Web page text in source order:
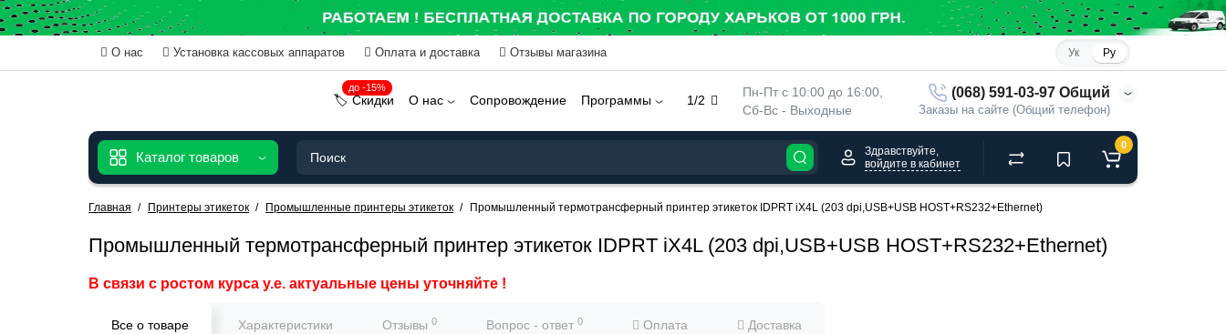
О нас Установка кассовых аппаратов Оплата и доставка Отзывы магазина Ук Ру
Пн-Пт с 10:00 до 16:00,
Сб-Вс - Выходные
(068) 591-03-97 Общий
Заказы на сайте (Общий телефон)
1/2
до -15%
🏷️ Скидки О нас Сопровождение Программы
Каталог товаров
Здравствуйте,
войдите в кабинет
0
Главная Принтеры этикеток Промышленные принтеры этикеток Промышленный термотрансферный принтер этикеток IDPRT iX4L (203 dpi,USB+USB HOST+RS232+Ethernet)
Промышленный термотрансферный принтер этикеток IDPRT iX4L (203 dpi,USB+USB HOST+RS232+Ethernet)
В связи с ростом курса у.е. актуальные цены уточняйте !
Все о товаре Характеристики Отзывы 0 Вопрос - ответ 0 Оплата Доставка